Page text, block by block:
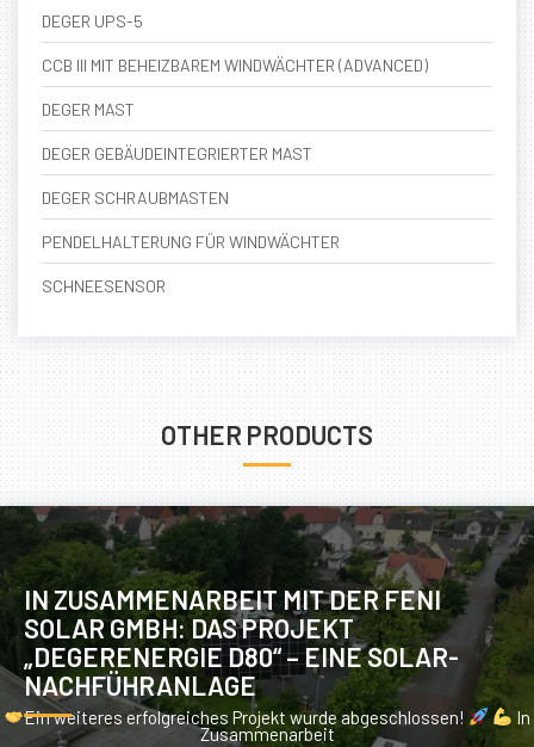
DEGER UPS-5
CCB III MIT BEHEIZBAREM WINDWÄCHTER (ADVANCED)
DEGER MAST
DEGER GEBÄUDEINTEGRIERTER MAST
DEGER SCHRAUBMASTEN
PENDELHALTERUNG FÜR WINDWÄCHTER
SCHNEESENSOR
OTHER PRODUCTS
IN ZUSAMMENARBEIT MIT DER FENI
SOLAR GMBH: DAS PROJEKT
„DEGERENERGIE D80“ – EINE SOLAR-
NACHFÜHRANLAGE
Ein weiteres erfolgreiches Projekt wurde abgeschlossen!
In
Zusammenarbeit